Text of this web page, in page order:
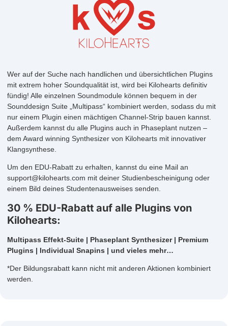
Wer auf der Suche nach handlichen und übersichtlichen Plugins
mit extrem hoher Soundqualität ist, wird bei Kilohearts definitiv
fündig! Alle einzelnen Soundmodule können bequem in der
Sounddesign Suite „Multipass“ kombiniert werden, sodass du mit
nur einem Plugin einen mächtigen Channel-Strip bauen kannst.
Außerdem kannst du alle Plugins auch in Phaseplant nutzen –
dem Award winning Synthesizer von Kilohearts mit innovativer
Klangsynthese.
Um den EDU-Rabatt zu erhalten, kannst du eine Mail an
support@kilohearts.com mit deiner Studienbescheinigung oder
einem Bild deines Studentenausweises senden.
30 % EDU-Rabatt auf alle Plugins von
Kilohearts:
Multipass Effekt-Suite | Phaseplant Synthesizer | Premium
Plugins | Individual Snapins | und vieles mehr…
*Der Bildungsrabatt kann nicht mit anderen Aktionen kombiniert
werden.